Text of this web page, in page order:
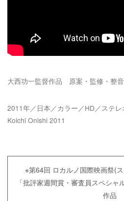
大西功一監督作品 原案・監修・整
2011年／日本／カラー／HD／ス
Koichi Onishi 2011
※第64回 ロカルノ国際映画祭(
「批評家週間賞・審査員スペシ
作品